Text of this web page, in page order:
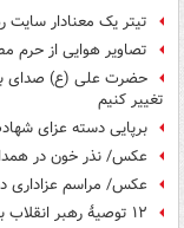
تیتر یک معنادار
تصاویر هوایی از حرم
حضرت علی (ع) صدای
تغییر کنیم
برپایی دسته عزای
عکس/ نذر خون در
عکس/ مراسم عزاداری
۱۲ توصیۀ رهبر انقلاب برای استفاده بهتر از شب‌های قدر